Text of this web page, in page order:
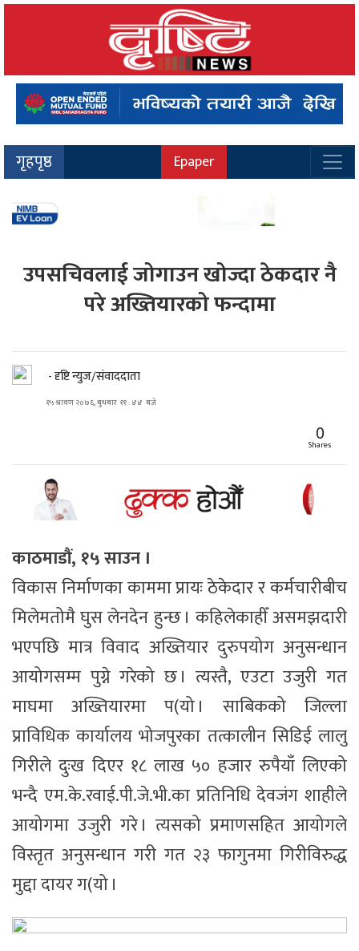
गृहपृष्ठ Epaper
उपसचिवलाई जोगाउन खोज्दा ठेकदार नै
परे अख्तियारको फन्दामा
- दृष्टि न्युज/संवाददाता
१५ श्रावण २०७६, बुधबार ११ : ४४ बजे
0
Shares
काठमाडौं, १५ साउन ।
विकास निर्माणका काममा प्रायः ठेकेदार र कर्मचारीबीच
मिलेमतोमै घुस लेनदेन हुन्छ । कहिलेकाहीँ असमझदारी
भएपछि मात्र विवाद अख्तियार दुरुपयोग अनुसन्धान
आयोगसम्म पुग्ने गरेको छ । त्यस्तै, एउटा उजुरी गत
माघमा अख्तियारमा प(यो । साबिकको जिल्ला
प्राविधिक कार्यालय भोजपुरका तत्कालीन सिडिई लालु
गिरीले दुःख दिएर १८ लाख ५० हजार रुपैयाँ लिएको
भन्दै एम.के.रवाई.पी.जे.भी.का प्रतिनिधि देवजंग शाहीले
आयोगमा उजुरी गरे । त्यसको प्रमाणसहित आयोगले
विस्तृत अनुसन्धान गरी गत २३ फागुनमा गिरीविरुद्ध
मुद्दा दायर ग(यो ।